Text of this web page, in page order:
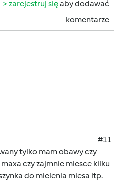
zarejestruj sięaby dodawać
komentarze
#11
tylko mam obawy czy
czy zajmnie miesce kilku
do mielenia miesa itp.